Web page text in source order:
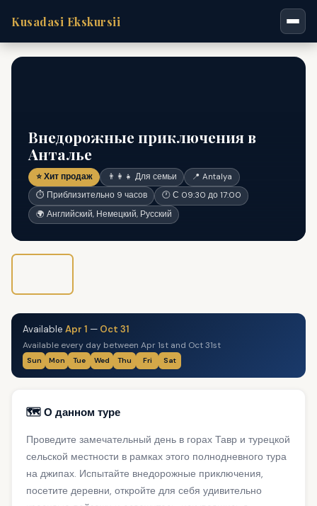
Kusadasi Ekskursii
Внедорожные приключения в
Анталье
⭐ Хит продаж 👨‍👩‍👧 Для семьи
📍 Antalya
⏱ Приблизительно 9 часов
🕐 С 09:30 до 17:00
🌍 Английский, Немецкий, Русский
Available Apr 1 — Oct 31
Available every day between Apr 1st and Oct 31st
Sun Mon Tue Wed Thu Fri Sat
🗺️ О данном туре
Проведите замечательный день в горах Тавр и турецкой
сельской местности в рамках этого полнодневного тура
на джипах. Испытайте внедорожные приключения,
посетите деревни, откройте для себя удивительно